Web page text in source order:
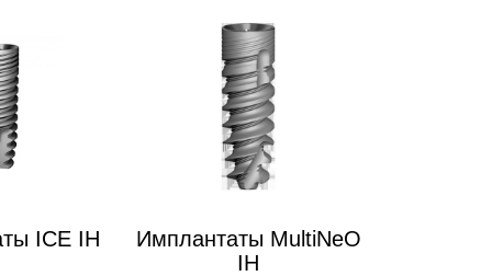
ICE IH
Имплантаты MultiNeO
IH